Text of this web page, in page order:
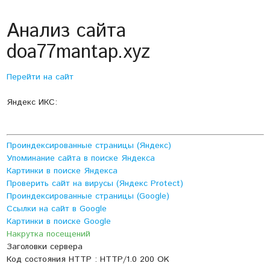
Анализ сайта
doa77mantap.xyz
Перейти на сайт
Яндекс ИКС:
Проиндексированные страницы (Яндекс)
Упоминание сайта в поиске Яндекса
Картинки в поиске Яндекса
Проверить сайт на вирусы (Яндекс Protect)
Проиндексированные страницы (Google)
Ссылки на сайт в Google
Картинки в поиске Google
Накрутка посещений
Заголовки сервера
Код состояния HTTP : HTTP/1.0 200 OK